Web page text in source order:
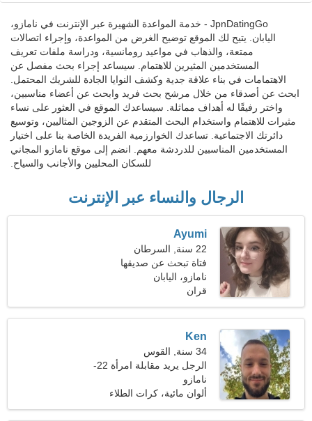
JpnDatingGo - خدمة المواعدة الشهيرة عبر الإنترنت في نامازو،
اليابان. يتيح لك الموقع توضيح الغرض من المواعدة، وإجراء اتصالات
ممتعة، والذهاب في مواعيد رومانسية، ودراسة ملفات تعريف
المستخدمين المثيرين للاهتمام. سيساعد إجراء بحث مفصل عن
الاهتمامات في بناء علاقة جدية وكشف النوايا الجادة للشريك المحتمل.
ابحث عن أصدقاء من خلال مرشح بحث فريد وابحث عن أعضاء مناسبين،
واختر رفيقًا له أهداف مماثلة. سيساعدك الموقع في العثور على نساء
مثيرات للاهتمام واستخدام البحث المتقدم عن الزوجين المثاليين، وتوسيع
دائرتك الاجتماعية. تساعدك الخوارزمية الفريدة الخاصة بنا على اختيار
المستخدمين المناسبين للدردشة معهم. انضم إلى موقع نامازو المجاني
للسكان المحليين والأجانب والسياح.
الرجال والنساء عبر الإنترنت
Ayumi
22 سنة, السرطان
فتاة تبحث عن صديقها
نامازو، اليابان
قران
Ken
34 سنة, القوس
الرجل يريد مقابلة امرأة 22-
29
نامازو
ألوان مائية، كرات الطلاء